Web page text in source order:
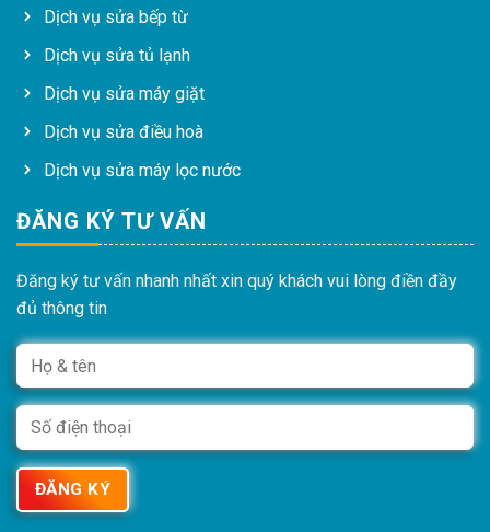
Dịch vụ sửa bếp từ
Dịch vụ sửa tủ lạnh
Dịch vụ sửa máy giặt
Dịch vụ sửa điều hoà
Dịch vụ sửa máy lọc nước
ĐĂNG KÝ TƯ VẤN
Đăng ký tư vấn nhanh nhất xin quý khách vui lòng điền đầy
đủ thông tin